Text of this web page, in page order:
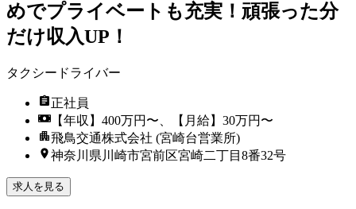
めでプライベートも充実！頑張った分
だけ収入UP！
タクシードライバー
正社員
【年収】400万円〜、【月給】30万円〜
飛鳥交通株式会社 (宮崎台営業所)
神奈川県川崎市宮前区宮崎二丁目8番32号
求人を見る